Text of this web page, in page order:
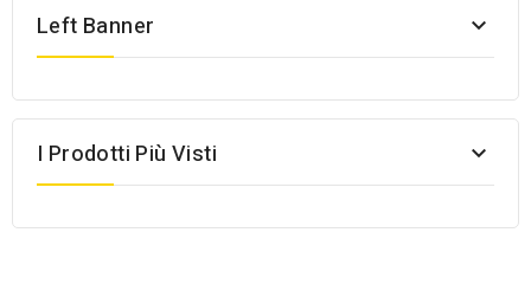
Left Banner 
I Prodotti Più Visti 